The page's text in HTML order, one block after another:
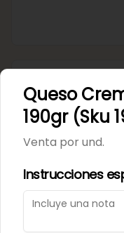
Mortadela
Supercerdo (Sku
Venta por 1/4 kg.
Mortadela
Queso
190gr (Sku
Venta por und.
Instrucciones